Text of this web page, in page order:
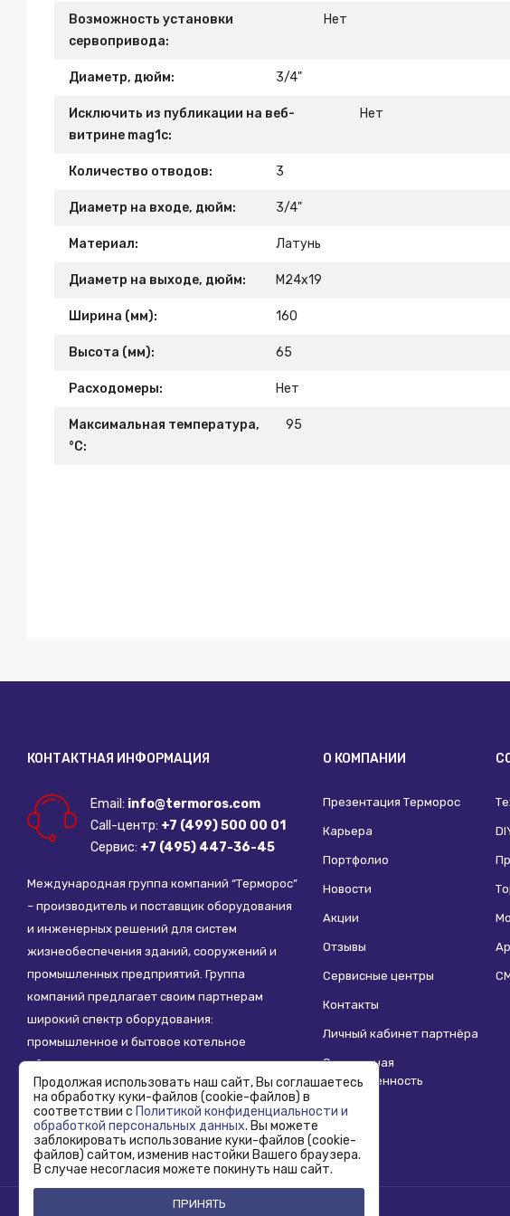
Возможность установки
сервопривода:
Нет
Диаметр, дюйм: 3/4"
Исключить из публикации на веб-
витрине mag1c:
Нет
Количество отводов: 3
Диаметр на входе, дюйм: 3/4"
Материал: Латунь
Диаметр на выходе, дюйм: М24х19
Ширина (мм): 160
Высота (мм): 65
Расходомеры: Нет
Максимальная температура,
°С:
95
КОНТАКТНАЯ ИНФОРМАЦИЯ
Email: info@termoros.com
Call-центр: +7 (499) 500 00 01
Сервис: +7 (495) 447-36-45
Международная группа компаний “Терморос”
– производитель и поставщик оборудования
и инженерных решений для систем
жизнеобеспечения зданий, сооружений и
промышленных предприятий. Группа
компаний предлагает своим партнерам
широкий спектр оборудования:
промышленное и бытовое котельное
оборудование, системы отопления,
водоснабжения, водоподготовки и другие
инженерные системы.
О КОМПАНИИ
Презентация Терморос
Карьера
Портфолио
Новости
Акции
Отзывы
Сервисные центры
Контакты
Личный кабинет партнёра
Социальная
ответственность
Продолжая использовать наш сайт, Вы соглашаетесь
на обработку куки-файлов (cookie-файлов) в
соответствии с Политикой конфиденциальности и
обработкой персональных данных. Вы можете
заблокировать использование куки-файлов (cookie-
файлов) сайтом, изменив настойки Вашего браузера.
В случае несогласия можете покинуть наш сайт.
ПРИНЯТЬ